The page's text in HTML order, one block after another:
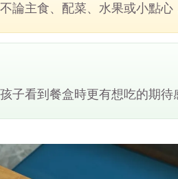
主食、配菜、水果或小點心
子看到餐盒時更有想吃的期待